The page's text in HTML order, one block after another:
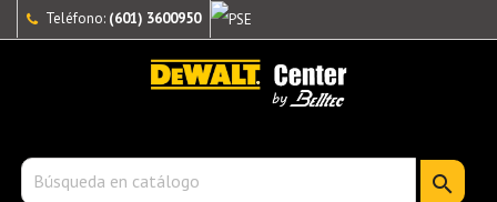
Teléfono: (601) 3600950
